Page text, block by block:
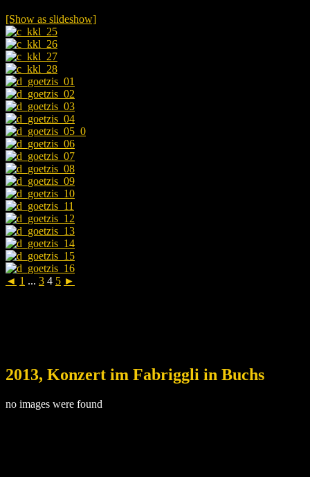
[Show as slideshow]
◄ 1 ... 3 4 5 ►
2013, Konzert im Fabriggli in Buchs
no images were found